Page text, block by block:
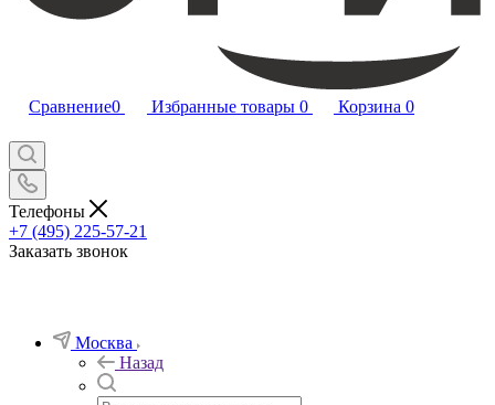
Сравнение0 Избранные товары 0 Корзина 0
Телефоны
+7 (495) 225-57-21
Заказать звонок
Москва
Назад